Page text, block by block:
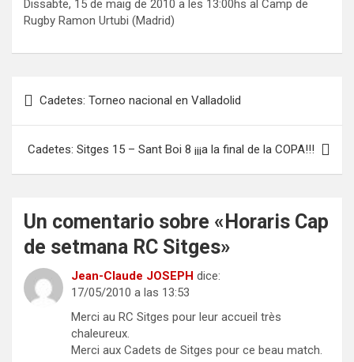
Dissabte, 15 de maig de 2010 a les 13:00hs al Camp de
Rugby Ramon Urtubi (Madrid)
de
entradas
Cadetes: Torneo nacional en Valladolid
Cadetes: Sitges 15 – Sant Boi 8 ¡¡¡a la final de la COPA!!!
Un comentario sobre « Horaris Cap
de setmana RC Sitges»
Jean-Claude JOSEPH dice:
17/05/2010 a las 13:53
Merci au RC Sitges pour leur accueil très
chaleureux.
Merci aux Cadets de Sitges pour ce beau match.